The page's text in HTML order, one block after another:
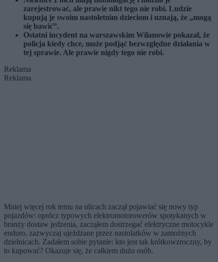
zarejestrować, ale prawie nikt tego nie robi. Ludzie
kupują je swoim nastoletnim dzieciom i uznają, że „mogą
się bawić”.
Ostatni incydent na warszawskim Wilanowie pokazał, że
policja kiedy chce, może podjąć bezwzględne działania w
tej sprawie. Ale prawie nigdy tego nie robi.
Reklama
Reklama
Mniej więcej rok temu na ulicach zaczął pojawiać się nowy typ
pojazdów: oprócz typowych elektromotorowerów spotykanych w
branży dostaw jedzenia, zacząłem dostrzegać elektryczne motocykle
enduro, zazwyczaj ujeżdżane przez nastolatków w zamożnych
dzielnicach. Zadałem sobie pytanie: kto jest tak krótkowzroczny, by
to kupować? Okazuje się, że całkiem dużo osób.